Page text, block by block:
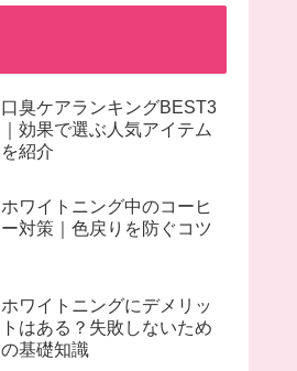
口臭ケアランキングBEST3
｜効果で選ぶ人気アイテム
を紹介
ホワイトニング中のコーヒ
ー対策｜色戻りを防ぐコツ
ホワイトニングにデメリッ
トはある？失敗しないため
の基礎知識